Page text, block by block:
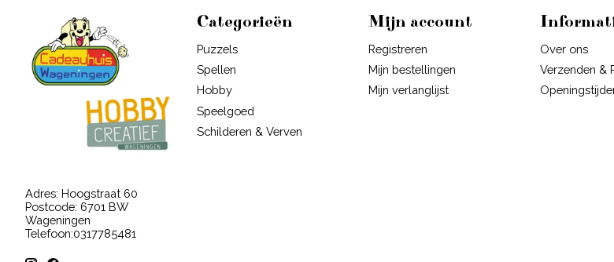
Adres: Hoogstraat 60
Postcode: 6701 BW
Wageningen
Telefoon:0317785481
Categorieën
Puzzels
Spellen
Hobby
Speelgoed
Schilderen & Verven
Mijn account
Registreren
Mijn bestellingen
Mijn verlanglijst
Over ons
Verzenden &